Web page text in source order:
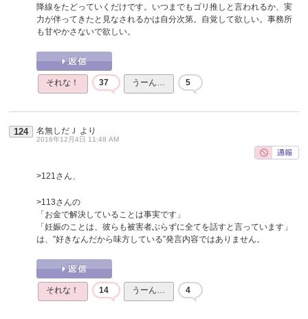
降線をたどっていくだけです。いつまでもゴリ推しと言われるか、実
力が伴ってきたと見なされるかは自分次第。自覚して欲しい。事務所
も甘やかさないで欲しい。
それな！ 37 うーん… 5
124 名無しだＪ より
2016年12月4日 11:48 AM
>121さん、
>113さんの
「お金で解決していることは事実です」
「妊娠のことは、彼らも被害者ぶらずに全てを話すと言っています」
は、”好きなんだから味方している”発言内容ではありません。
それな！ 14 うーん… 4